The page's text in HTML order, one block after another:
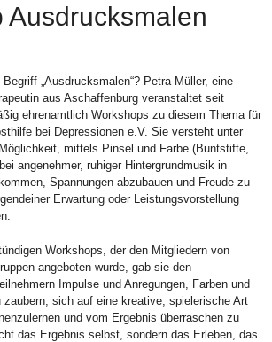
Ausdrucksmalen
„Ausdrucksmalen“? Petra Müller, eine
aus Aschaffenburg veranstaltet seit
ehrenamtlich Workshops zu diesem Thema für
bei Depressionen e.V. Sie versteht unter
mittels Pinsel und Farbe (Buntstifte,
angenehmer, ruhiger Hintergrundmusik in
Spannungen abzubauen und Freude zu
Erwartung oder Leistungsvorstellung
Workshops, der den Mitgliedern von
angeboten wurde, gab sie den
Impulse und Anregungen, Farben und
zaubern, sich auf eine kreative, spielerische Art
und vom Ergebnis überraschen zu
das Ergebnis selbst, sondern das Erleben, das